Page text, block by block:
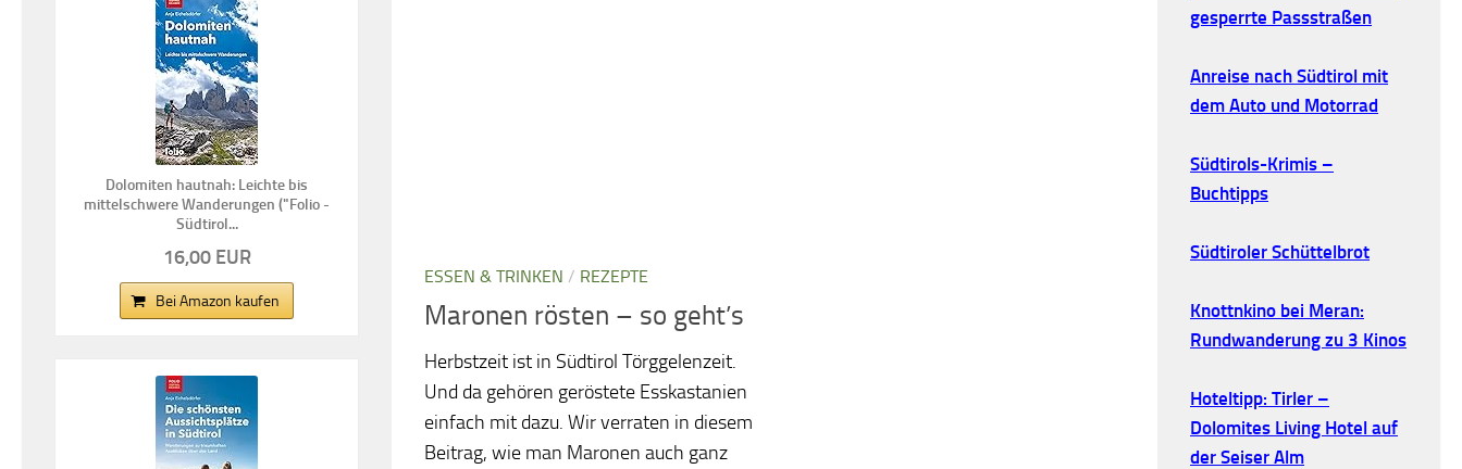
ESSEN & TRINKEN / REZEPTE
Maronen rösten – so geht’s
Herbstzeit ist in Südtirol Törggelenzeit.
Und da gehören geröstete Esskastanien
einfach mit dazu. Wir verraten in diesem
Beitrag, wie man Maronen auch ganz
Dolomiten hautnah: Leichte bis
mittelschwere Wanderungen ("Folio -
Südtirol...
16,00 EUR
Bei Amazon kaufen
gesperrte Passstraßen
Anreise nach Südtirol mit
dem Auto und Motorrad
Südtirols-Krimis –
Buchtipps
Südtiroler Schüttelbrot
Knottnkino bei Meran:
Rundwanderung zu 3 Kinos
Hoteltipp: Tirler –
Dolomites Living Hotel auf
der Seiser Alm